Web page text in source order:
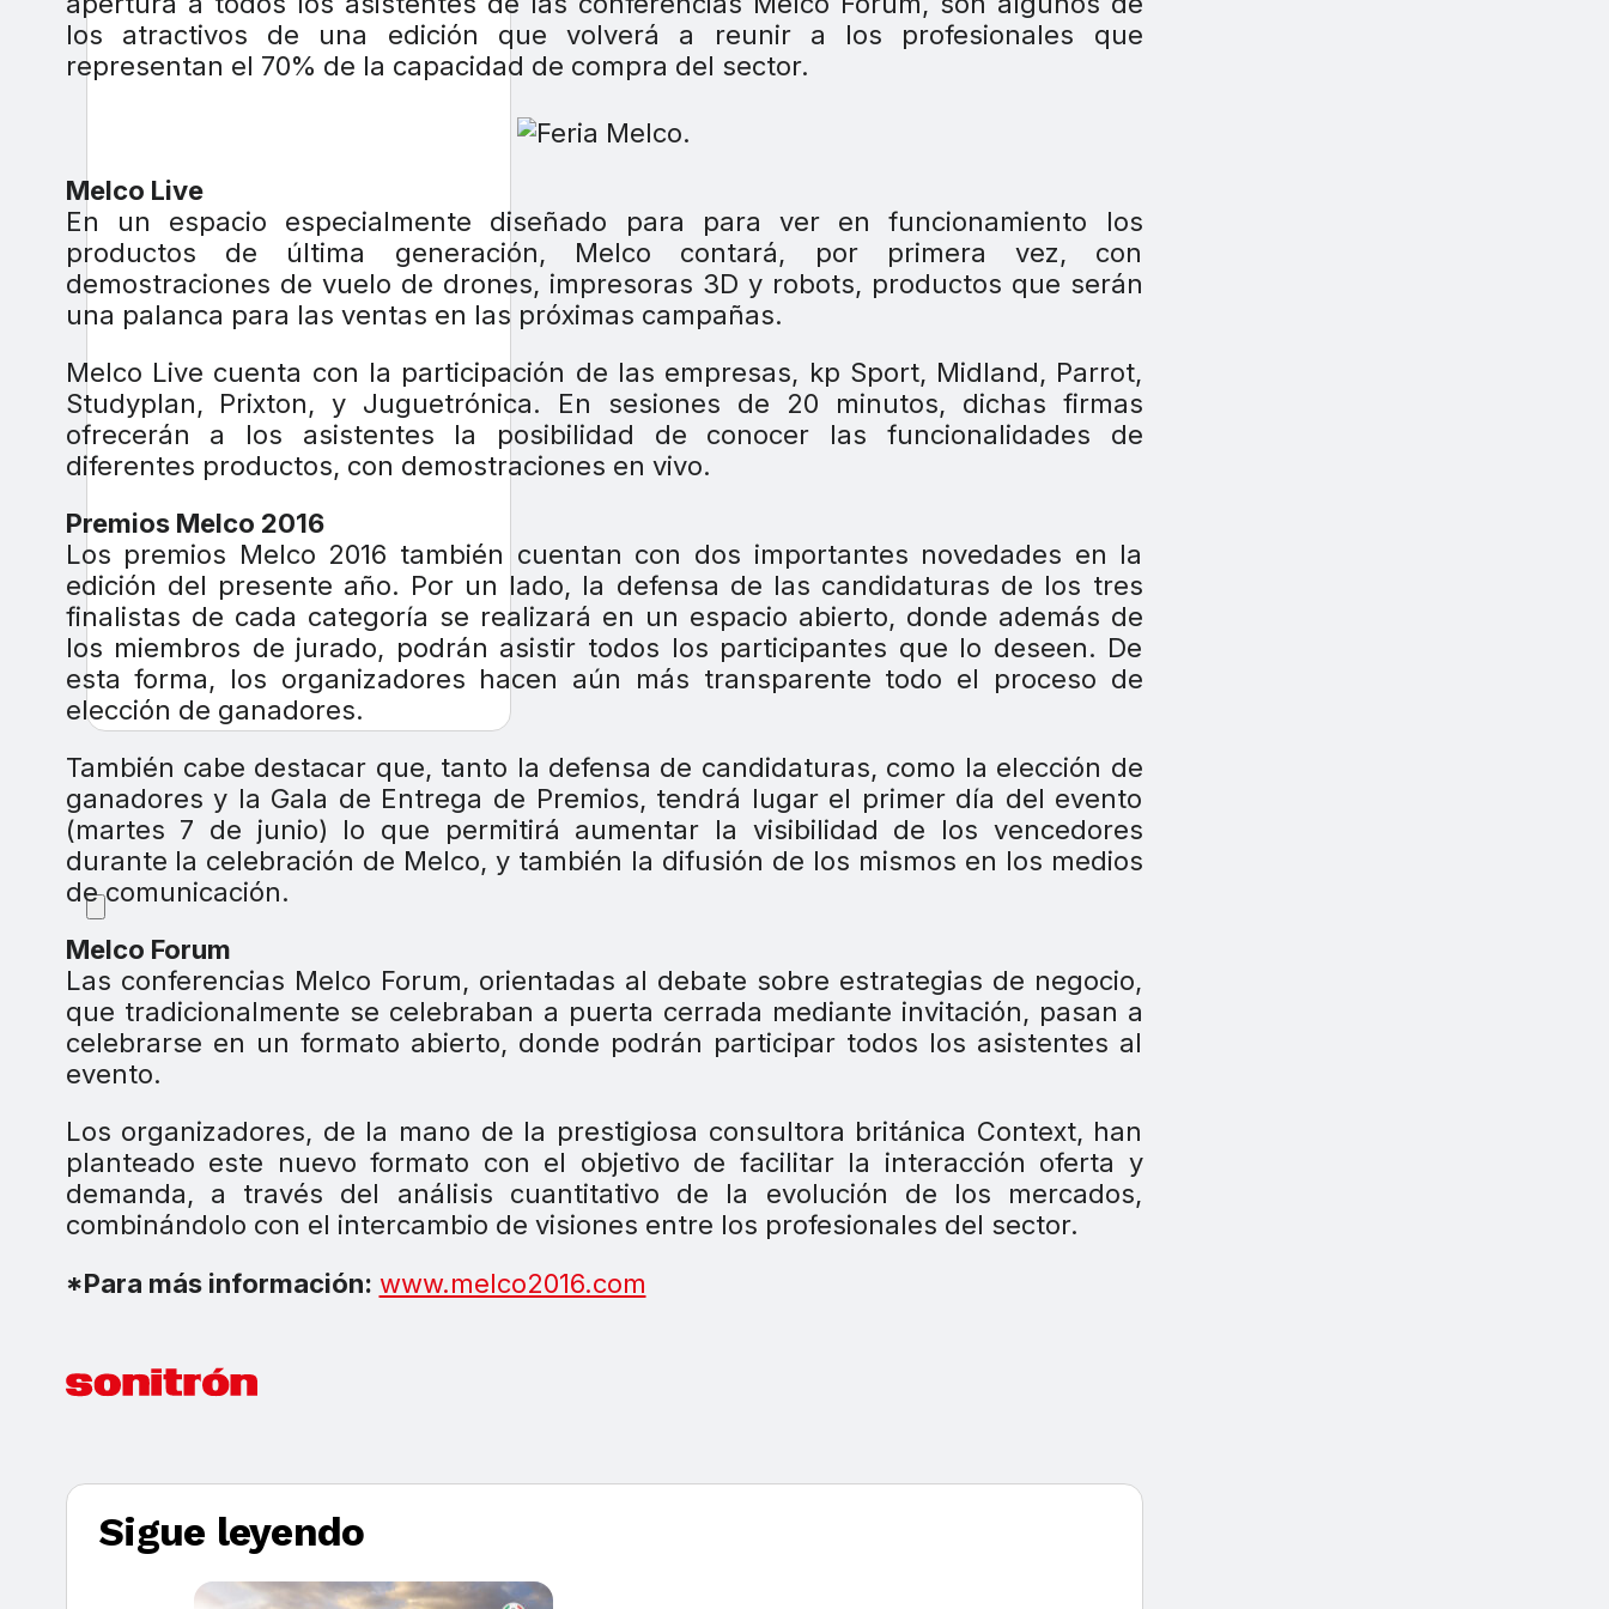
los atractivos de una edición que volverá a reunir a los profesionales que
representan el 70% de la capacidad de compra del sector.
Melco Live
En un espacio especialmente diseñado para para ver en funcionamiento los
productos de última generación, Melco contará, por primera vez, con
demostraciones de vuelo de drones, impresoras 3D y robots, productos que serán
una palanca para las ventas en las próximas campañas.
Melco Live cuenta con la participación de las empresas, kp Sport, Midland, Parrot,
Studyplan, Prixton, y Juguetrónica. En sesiones de 20 minutos, dichas firmas
ofrecerán a los asistentes la posibilidad de conocer las funcionalidades de
diferentes productos, con demostraciones en vivo.
Premios Melco 2016
Los premios Melco 2016 también cuentan con dos importantes novedades en la
edición del presente año. Por un lado, la defensa de las candidaturas de los tres
finalistas de cada categoría se realizará en un espacio abierto, donde además de
los miembros de jurado, podrán asistir todos los participantes que lo deseen. De
esta forma, los organizadores hacen aún más transparente todo el proceso de
elección de ganadores.
También cabe destacar que, tanto la defensa de candidaturas, como la elección de
ganadores y la Gala de Entrega de Premios, tendrá lugar el primer día del evento
(martes 7 de junio) lo que permitirá aumentar la visibilidad de los vencedores
durante la celebración de Melco, y también la difusión de los mismos en los medios
de comunicación.
Melco Forum
Las conferencias Melco Forum, orientadas al debate sobre estrategias de negocio,
que tradicionalmente se celebraban a puerta cerrada mediante invitación, pasan a
celebrarse en un formato abierto, donde podrán participar todos los asistentes al
evento.
Los organizadores, de la mano de la prestigiosa consultora británica Context, han
planteado este nuevo formato con el objetivo de facilitar la interacción oferta y
demanda, a través del análisis cuantitativo de la evolución de los mercados,
combinándolo con el intercambio de visiones entre los profesionales del sector.
*Para más información: www.melco2016.com
Sigue leyendo